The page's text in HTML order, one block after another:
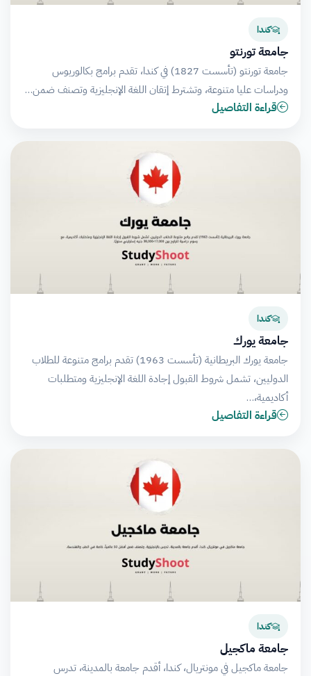
كندا
جامعة تورنتو
جامعة تورنتو (تأسست 1827) في كندا، تقدم برامج بكالوريوس
ودراسات عليا متنوعة، وتشترط إتقان اللغة الإنجليزية وتصنف ضمن…
قراءة التفاصيل
كندا
جامعة يورك
جامعة يورك البريطانية (تأسست 1963) تقدم برامج متنوعة للطلاب
الدوليين، تشمل شروط القبول إجادة اللغة الإنجليزية ومتطلبات
أكاديمية،…
قراءة التفاصيل
كندا
جامعة ماكجيل
جامعة ماكجيل في مونتريال، كندا، أقدم جامعة بالمدينة، تدرس